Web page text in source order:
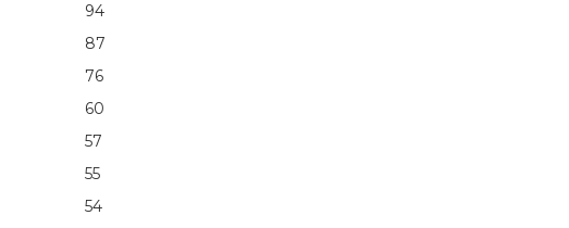
94
87
76
60
57
55
54